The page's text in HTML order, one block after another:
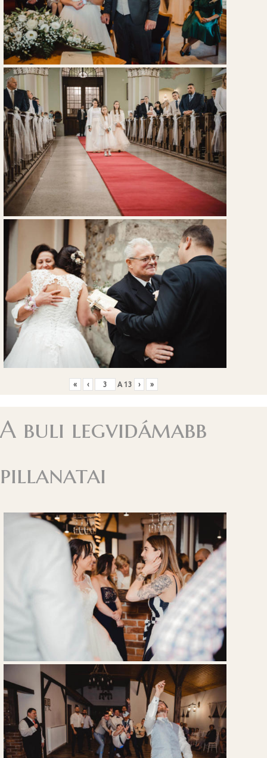
« ‹ A 13 › »
A buli legvidámabb
pillanatai